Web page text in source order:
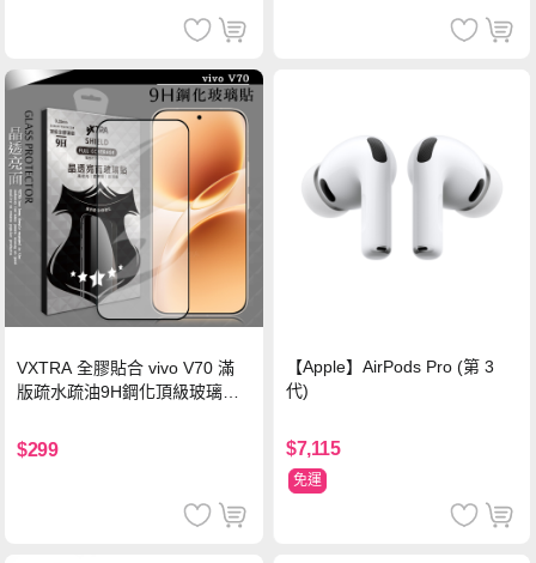
VXTRA 全膠貼合 vivo V70 滿
版疏水疏油9H鋼化頂級玻璃貼
$299
【Apple】AirPods Pro (第 3
代)
$7,115
免運